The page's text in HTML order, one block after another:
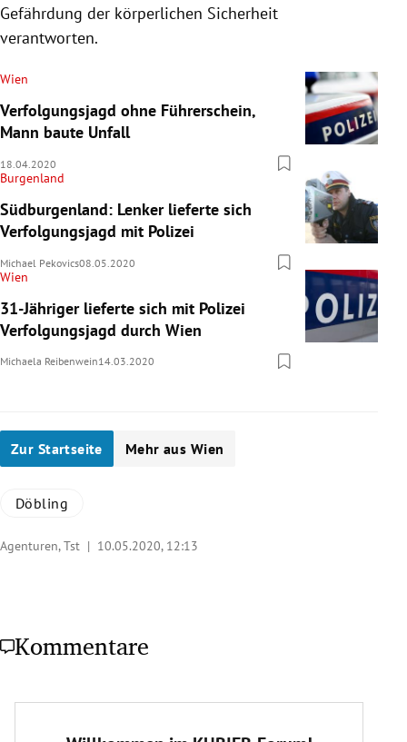
Gefährdung der körperlichen Sicherheit
verantworten.
Wien
Verfolgungsjagd ohne Führerschein,
Mann baute Unfall
18.04.2020
Burgenland
Südburgenland: Lenker lieferte sich
Verfolgungsjagd mit Polizei
Michael Pekovics08.05.2020
Wien
31-Jähriger lieferte sich mit Polizei
Verfolgungsjagd durch Wien
Michaela Reibenwein14.03.2020
Zur Startseite Mehr aus Wien
Döbling
Agenturen, Tst | 10.05.2020, 12:13
Kommentare